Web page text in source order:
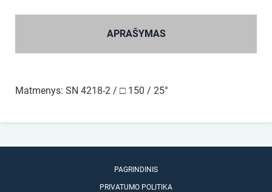
APRAŠYMAS
Matmenys: SN 4218-2 / □ 150 / 25°
PAGRINDINIS
PRIVATUMO POLITIKA